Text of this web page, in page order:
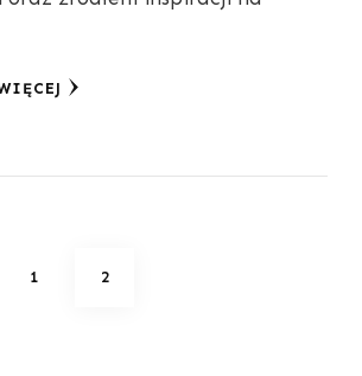
STRONA
1 STRONA
2